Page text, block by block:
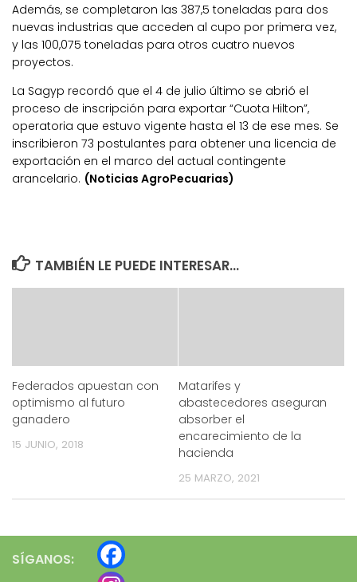
Además, se completaron las 387,5 toneladas para dos
nuevas industrias que acceden al cupo por primera vez,
y las 100,075 toneladas para otros cuatro nuevos
proyectos.
La Sagyp recordó que el 4 de julio último se abrió el
proceso de inscripción para exportar “Cuota Hilton”,
operatoria que estuvo vigente hasta el 13 de ese mes. Se
inscribieron 73 postulantes para obtener una licencia de
exportación en el marco del actual contingente
arancelario. (Noticias AgroPecuarias)
TAMBIÉN LE PUEDE INTERESAR...
Federados apuestan con
optimismo al futuro
ganadero
15 JUNIO, 2018
Matarifes y
abastecedores aseguran
absorber el
encarecimiento de la
hacienda
25 MARZO, 2021
SÍGANOS: